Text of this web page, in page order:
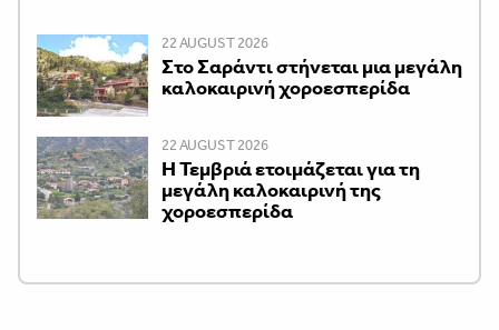
22 AUGUST 2026
Στο Σαράντι στήνεται μια μεγάλη
καλοκαιρινή χοροεσπερίδα
22 AUGUST 2026
Η Τεμβριά ετοιμάζεται για τη
μεγάλη καλοκαιρινή της
χοροεσπερίδα